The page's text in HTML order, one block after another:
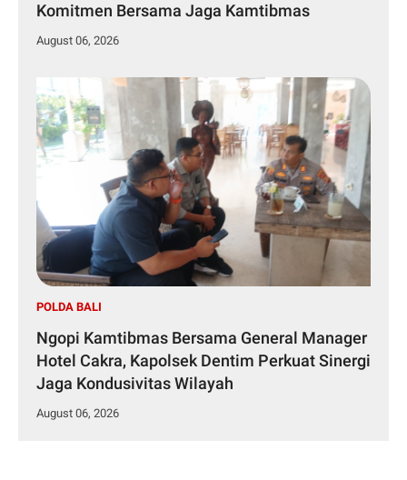
Komitmen Bersama Jaga Kamtibmas
August 06, 2026
POLDA BALI
Ngopi Kamtibmas Bersama General Manager
Hotel Cakra, Kapolsek Dentim Perkuat Sinergi
Jaga Kondusivitas Wilayah
August 06, 2026